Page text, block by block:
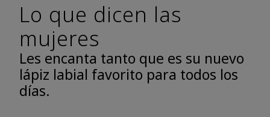
Lo que dicen las
mujeres
Les encanta tanto que es su nuevo
lápiz labial favorito para todos los
días.